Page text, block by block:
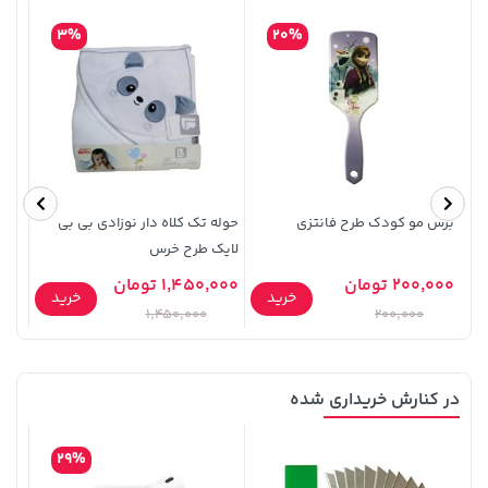
70,000 تومان
90,000
برس مو کودک طرح فانتزی
20%
200,000 تومان
200,000
خرید
حوله تک کلاه دار نوزادی بی بی
لایک طرح خرس
3%
1,450,000 تومان
1,450,000
خرید
در کنارش خریداری شده
29%